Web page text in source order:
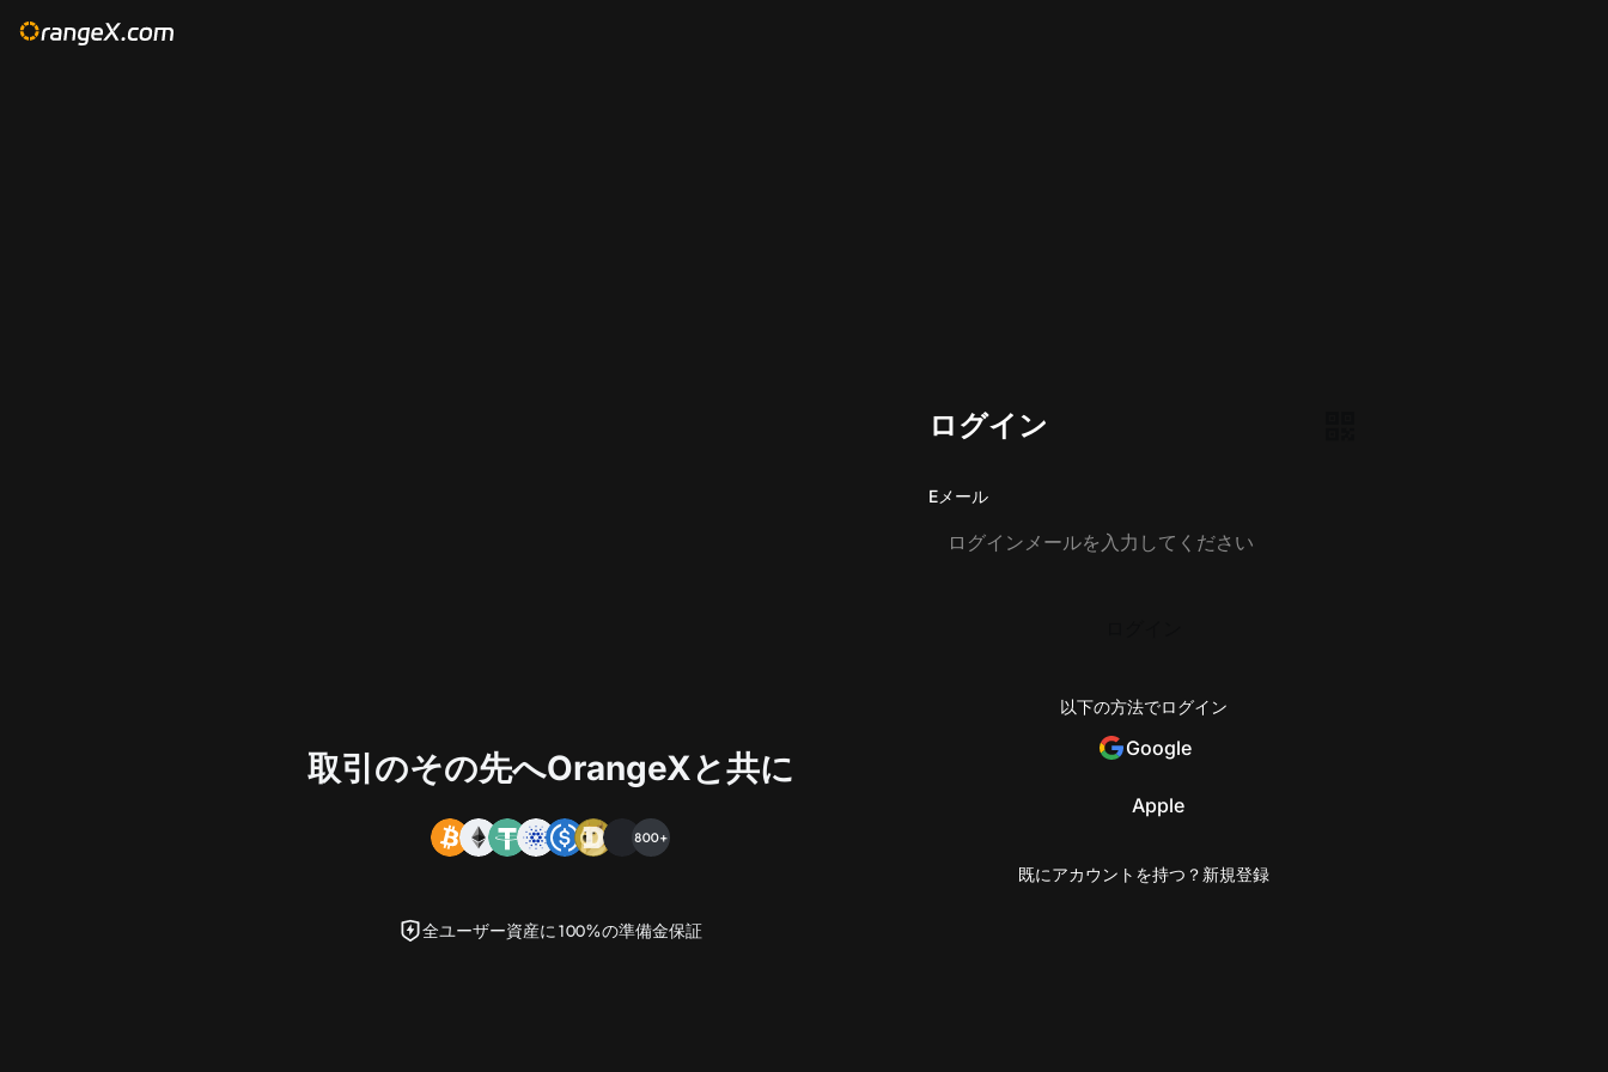
取引のその先へOrangeXと共に
800+
全ユーザー資産に100%の準備金保証
ログイン
Eメール
以下の方法でログイン
Google
Apple
既にアカウントを持つ？ 新規登録